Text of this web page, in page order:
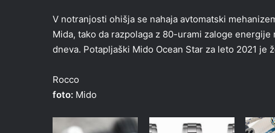
V notranjosti ohišja se nahaja avtomatski
Mida, tako da razpolaga z 80-urami zaloge
dneva. Potapljaški Mido Ocean Star za leto 2021
Rocco
foto: Mido